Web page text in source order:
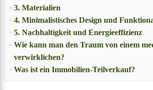
3. Materialien
4. Minimalistisches Design und
5. Nachhaltigkeit und Energieeffizienz
Wie kann man den Traum von einem
verwirklichen?
Was ist ein Immobilien-Teilverkauf?